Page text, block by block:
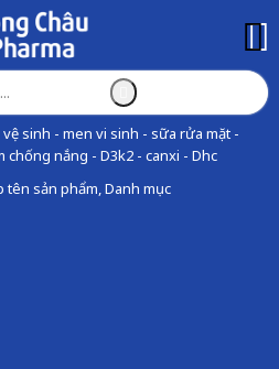
vệ sinh - men vi sinh - sữa rửa mặt -
chống nắng - D3k2 - canxi - Dhc
tên sản phẩm, Danh mục